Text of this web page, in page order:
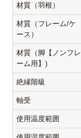
材質（羽根）
材質（フレーム/ケ
ース）
材質（脚【ノンフレ
ーム用】)
絶縁階級
軸受
使用温度範囲